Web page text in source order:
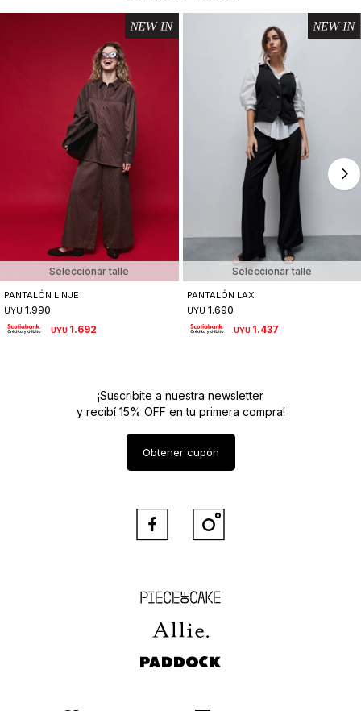
Seleccionar talle
PANTALÓN LINJE
UYU 1.990
UYU 1.692
Seleccionar talle
PANTALÓN LAX
UYU 1.690
UYU 1.437
Piece of Cake
Allie
Paddock
¡Suscribite a nuestra newsletter
y recibí 15% OFF en tu primera compra!
Obtener cupón
 